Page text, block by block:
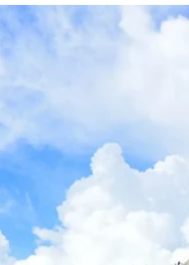
Universidades, empresa privada y
civil se unieron a las jornadas de ayudas